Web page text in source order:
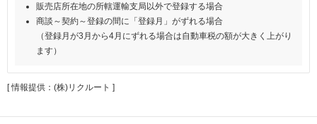
販売店所在地の所轄運輸支局以外で登録する場合
商談～契約～登録の間に「登録月」がずれる場合
（登録月が3月から4月にずれる場合は自動車税の額が大きく上がり
ます）
[ 情報提供：(株)リクルート ]